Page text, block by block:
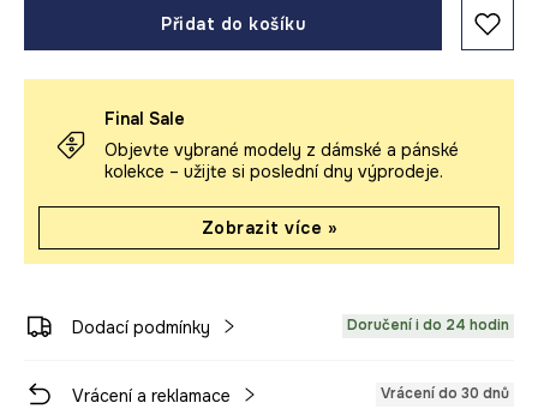
Přidat do košíku
Final Sale
Objevte vybrané modely z dámské a pánské
kolekce – užijte si poslední dny výprodeje.
Zobrazit více »
Dodací podmínky Doručení i do 24 hodin
Vrácení a reklamace Vrácení do 30 dnů